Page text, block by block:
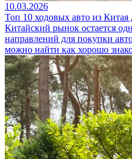
10.03.2026
Топ 10 ходовых авто из
Китайский рынок остается
направлений для покупки
можно найти как хорошо